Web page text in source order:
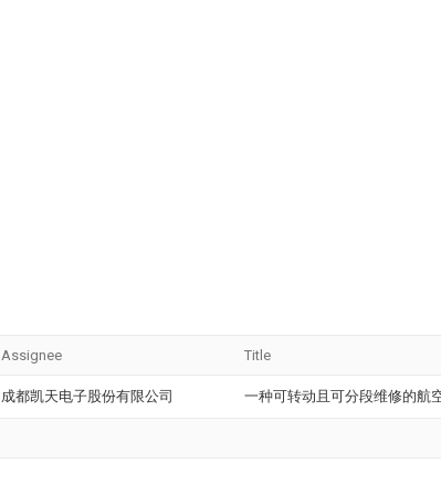
Assignee Title
成都凯天电子股份有限公司 一种可转动且可分段维修的航